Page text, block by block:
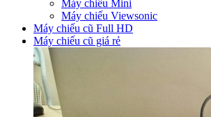
Máy chiếu Mini
Máy chiếu Viewsonic
Máy chiếu cũ Full HD
Máy chiếu cũ giá rẻ